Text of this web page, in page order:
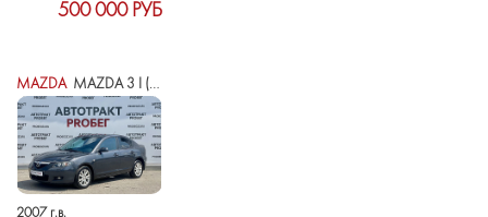
500 000 РУБ
MAZDAMAZDA 3 I (BK) РЕСТАЙЛИНГ
2007 г.в.